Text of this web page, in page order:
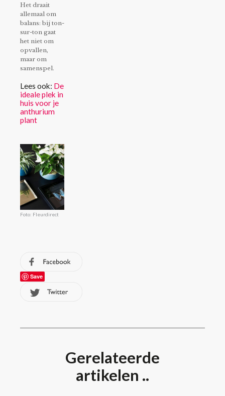
Het draait
allemaal om
balans: bij ton-
sur-ton gaat
het niet om
opvallen,
maar om
samenspel.
Lees ook: De
ideale plek in
huis voor je
anthurium
plant
Foto: Fleurdirect
Save
Gerelateerde
artikelen ..